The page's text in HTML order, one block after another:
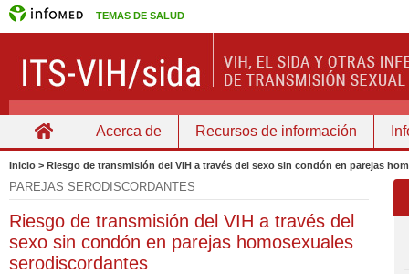
TEMAS DE SALUD
Acerca de Recursos de información
Inicio > Riesgo de transmisión del VIH a través del sexo sin condón en parejas
PAREJAS SERODISCORDANTES
Riesgo de transmisión del VIH a través del
sexo sin condón en parejas homosexuales
serodiscordantes